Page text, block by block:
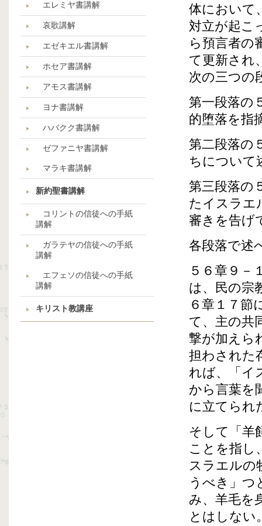
エレミヤ書講解
哀歌講解
エゼキエル書講解
ホセア書講解
アモス書講解
ヨナ書講解
ハバクク書講解
ゼファニヤ書講解
マラキ書講解
新約聖書講解
コリントの信徒への手紙
講解
ガラテヤの信徒への手紙
講解
エフェソの信徒への手紙
講解
キリスト教講座
体において
対立が起こ
ら預言者の
て更新され
次の三つの
第一段落の
的堕落を指
第二段落の
ちについて
第三段落の
たイスラエ
審きを告げ
各段落で述
５６章９－
は、民の宗
６章１７節
て、主の共
撃が加えら
担わされた
れば、「イ
から言葉を
に立てられ
そして「羊
ことを指し
スラエルの
うべき」つ
み、羊毛を
とはしない